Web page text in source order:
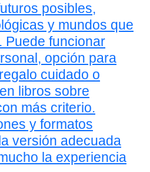
posibles,
y mundos que
Puede funcionar
opción para
cuidado o
libros sobre
más criterio.
y formatos
versión adecuada
la experiencia